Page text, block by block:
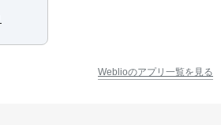
Weblioのアプリ一覧を見る